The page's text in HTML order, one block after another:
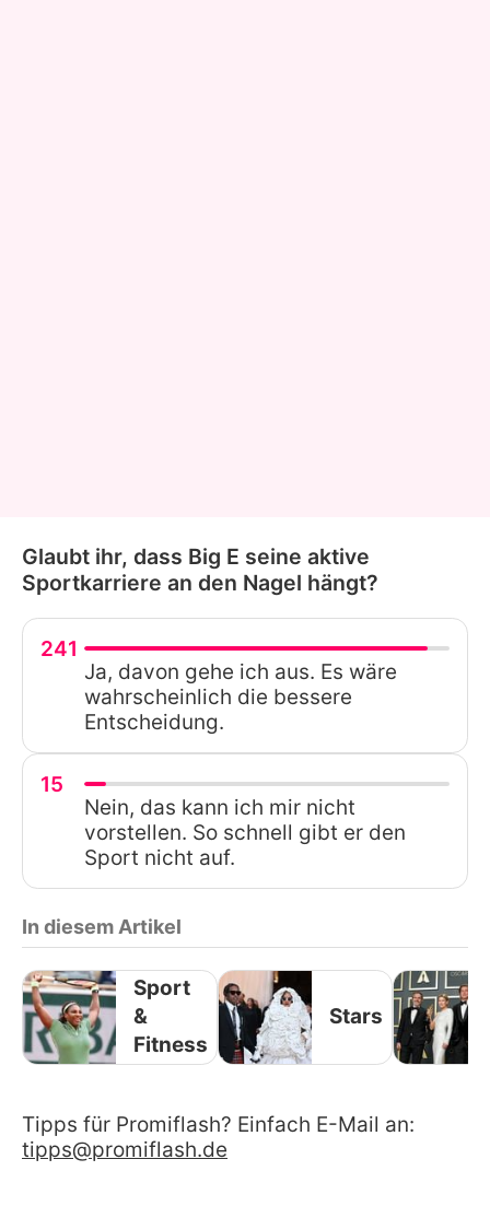
Glaubt ihr, dass Big E seine aktive
Sportkarriere an den Nagel hängt?
241
Ja, davon gehe ich aus. Es wäre
wahrscheinlich die bessere
Entscheidung.
15
Nein, das kann ich mir nicht
vorstellen. So schnell gibt er den
Sport nicht auf.
In diesem Artikel
Sport
&
Fitness
Stars
Tipps für Promiflash? Einfach E-Mail an:
tipps@promiflash.de